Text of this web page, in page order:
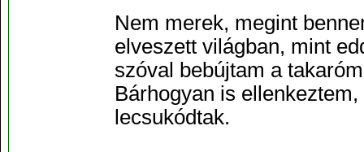
Nem merek, megint
elveszett világban, mint
szóval bebújtam a
Bárhogyan is
lecsukódtak.